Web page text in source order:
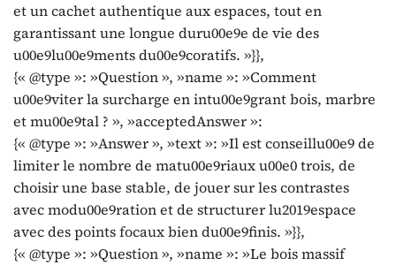
et un cachet authentique aux espaces, tout en
garantissant une longue duru00e9e de vie des
u00e9lu00e9ments du00e9coratifs. »}},
{« @type »: »Question », »name »: »Comment
u00e9viter la surcharge en intu00e9grant bois, marbre
et mu00e9tal ? », »acceptedAnswer »:
{« @type »: »Answer », »text »: »Il est conseillu00e9 de
limiter le nombre de matu00e9riaux u00e0 trois, de
choisir une base stable, de jouer sur les contrastes
avec modu00e9ration et de structurer lu2019espace
avec des points focaux bien du00e9finis. »}},
{« @type »: »Question », »name »: »Le bois massif